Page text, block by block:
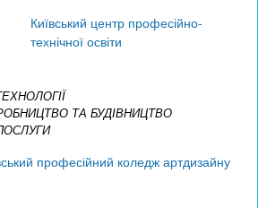
Київський центр професійно-
технічної освіти
ТА БУДІВНИЦТВО
професійний коледж артдизайну